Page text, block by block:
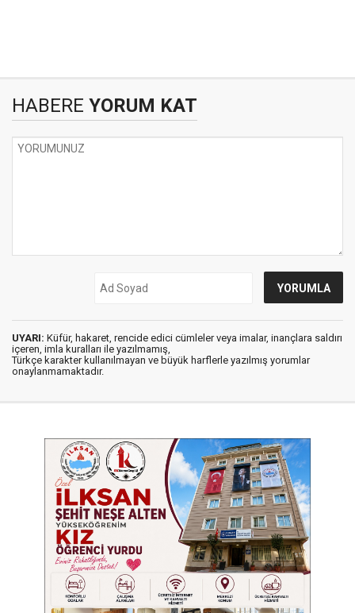
HABERE YORUM KAT
UYARI: Küfür, hakaret, rencide edici cümleler veya imalar, inançlara saldırı
içeren, imla kuralları ile yazılmamış,
Türkçe karakter kullanılmayan ve büyük harflerle yazılmış yorumlar
onaylanmamaktadır.